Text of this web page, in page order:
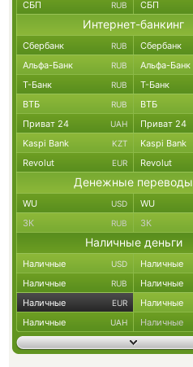
СБП RUB СБП
Интернет-банкинг
Сбербанк RUB Сбербанк
Альфа-Банк RUB Альфа-Банк
Т-Банк RUB Т-Банк
ВТБ RUB ВТБ
Приват 24 UAH Приват 24
Kaspi Bank KZT Kaspi Bank
Revolut EUR Revolut
Денежные переводы
WU USD WU
ЗК RUB ЗК
Наличные деньги
Наличные USD Наличные
Наличные RUB Наличные
Наличные EUR Наличные
Наличные UAH Наличные